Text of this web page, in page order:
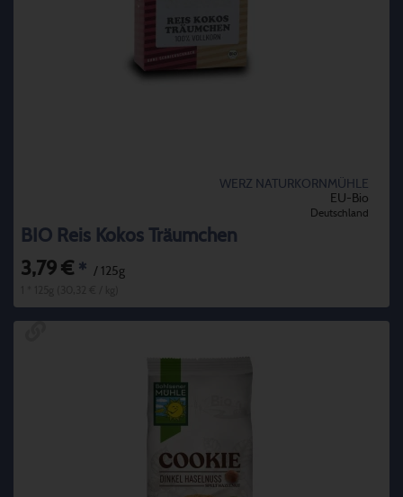
WERZ NATURKORNMÜHLE
EU-Bio
Deutschland
BIO Reis Kokos Träumchen
3,79 € * / 125g